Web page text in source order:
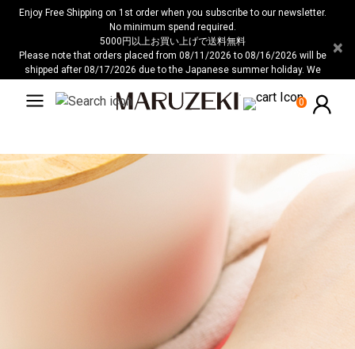
イ
ト
に
Enjoy Free Shipping on 1st order when you subscribe to our newsletter.
No minimum spend required.
5000円以上お買い上げで送料無料
Please note that orders placed from 08/11/2026 to 08/16/2026 will be
shipped after 08/17/2026 due to the Japanese summer holiday. We
×
0